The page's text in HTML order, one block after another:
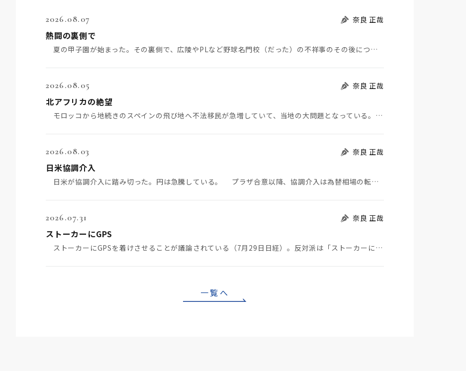
2026.08.07 奈良 正哉
熱闘の裏側で
夏の甲子園が始まった。その裏側で、広陵やPLなど野球名門校（だった）の不祥事のその後について、「熱…
2026.08.05 奈良 正哉
北アフリカの絶望
モロッコから地続きのスペインの飛び地へ不法移民が急増していて、当地の大問題となっている。「海を泳い…
2026.08.03 奈良 正哉
日米協調介入
日米が協調介入に踏み切った。円は急騰している。 プラザ合意以降、協調介入は為替相場の転機になって…
2026.07.31 奈良 正哉
ストーカーにGPS
ストーカーにGPSを着けさせることが議論されている（7月29日日経）。反対派は「ストーカーにも人権…
一覧へ